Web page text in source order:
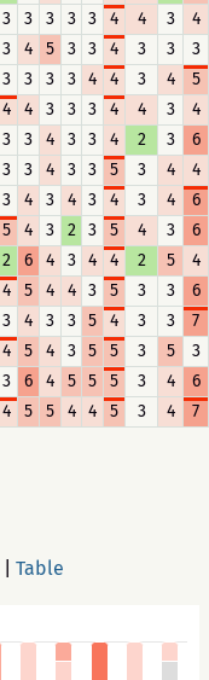
3 3 3 3 3 4 4 3
4
3 4 5 3 3 4 3 3
3
3 3 3 3 4 4 3 4
5
4 4 3 3 3 4 4 3
4
3 3 4 3 3 4 2 3
6
3 3 4 3 3 5 3 4
4
3 4 3 4 3 4 3 4
6
5 4 3 2 3 5 4 3
6
2 6 4 3 4 4 2 5
4
4 5 4 4 3 5 3 3
6
3 4 3 3 5 4 3 3
7
4 5 4 3 5 5 3 5
3
3 6 4 5 5 5 3 4
6
4 5 5 4 4 5 3 4 7
Table